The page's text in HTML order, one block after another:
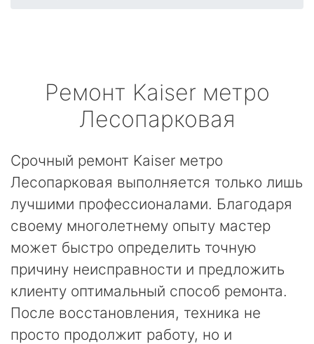
Ремонт Kaiser метро
Лесопарковая
Срочный ремонт Kaiser метро
Лесопарковая выполняется только лишь
лучшими профессионалами. Благодаря
своему многолетнему опыту мастер
может быстро определить точную
причину неисправности и предложить
клиенту оптимальный способ ремонта.
После восстановления, техника не
просто продолжит работу, но и